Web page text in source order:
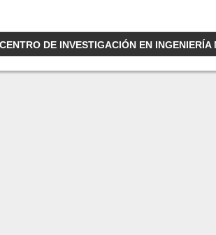
DE INVESTIGACIÓN EN